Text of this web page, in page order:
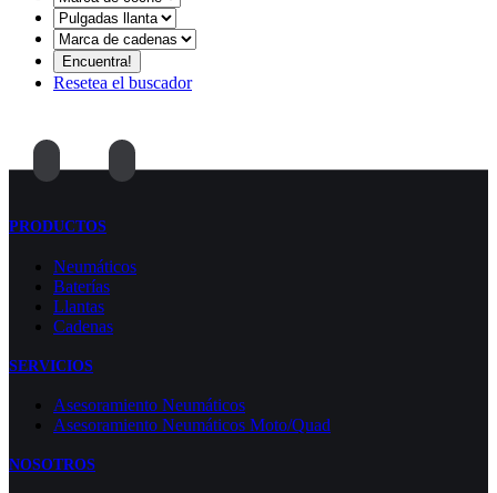
Resetea el buscador
PRODUCTOS
Neumáticos
Baterías
Llantas
Cadenas
SERVICIOS
Asesoramiento Neumáticos
Asesoramiento Neumáticos Moto/Quad
NOSOTROS